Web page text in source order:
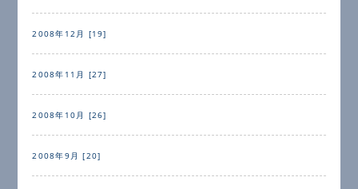
2008年12月 [19]
2008年11月 [27]
2008年10月 [26]
2008年9月 [20]